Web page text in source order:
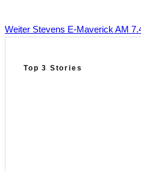
Weiter Stevens E-Maverick AM
Top 3 Stories